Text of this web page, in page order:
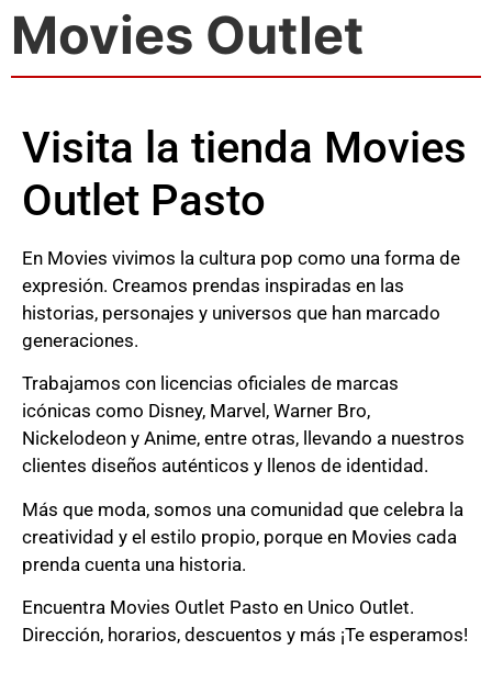
Movies Outlet
Visita la tienda Movies
Outlet Pasto
En Movies vivimos la cultura pop como una forma de
expresión. Creamos prendas inspiradas en las
historias, personajes y universos que han marcado
generaciones.
Trabajamos con licencias oficiales de marcas
icónicas como Disney, Marvel, Warner Bro,
Nickelodeon y Anime, entre otras, llevando a nuestros
clientes diseños auténticos y llenos de identidad.
Más que moda, somos una comunidad que celebra la
creatividad y el estilo propio, porque en Movies cada
prenda cuenta una historia.
Encuentra Movies Outlet Pasto en Unico Outlet.
Dirección, horarios, descuentos y más ¡Te esperamos!